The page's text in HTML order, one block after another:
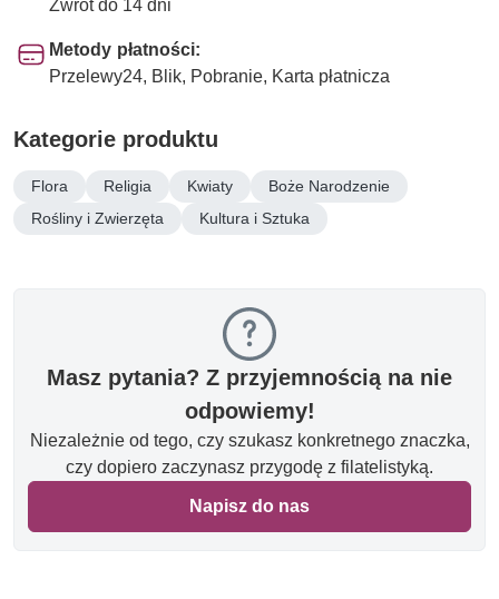
Zwrot do 14 dni
Metody płatności:
Przelewy24, Blik, Pobranie, Karta płatnicza
Kategorie produktu
Flora Religia Kwiaty
Boże Narodzenie
Rośliny i Zwierzęta
Kultura i Sztuka
Masz pytania? Z przyjemnością na nie
odpowiemy!
Niezależnie od tego, czy szukasz konkretnego znaczka,
czy dopiero zaczynasz przygodę z filatelistyką.
Napisz do nas